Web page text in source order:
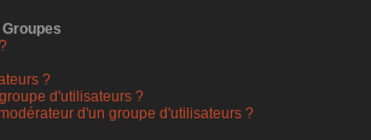
?
d'utilisateurs ?
d'un groupe d'utilisateurs ?